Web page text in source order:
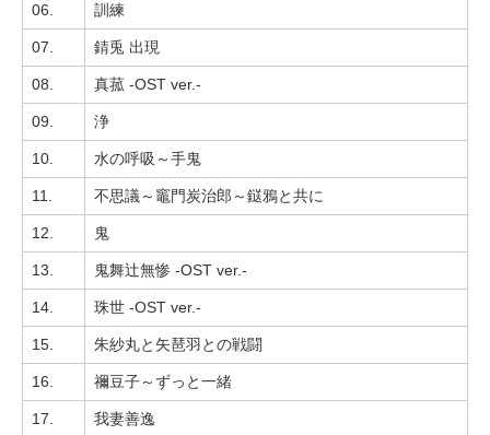
06. 訓練
07. 錆兎 出現
08. 真菰 -OST ver.-
09. 浄
10. 水の呼吸～手鬼
11. 不思議～竈門炭治郎～鎹鴉と共に
12. 鬼
13. 鬼舞辻無惨 -OST ver.-
14. 珠世 -OST ver.-
15. 朱紗丸と矢琶羽との戦闘
16. 禰豆子～ずっと一緒
17. 我妻善逸